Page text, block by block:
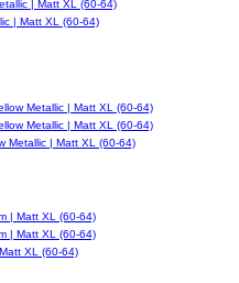
| Matt XL (60-64)
Metallic | Matt XL (60-64)
XL (60-64)